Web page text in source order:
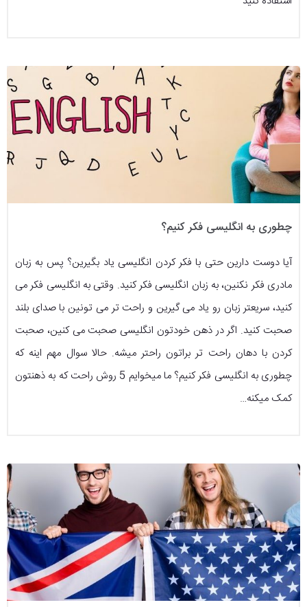
چطوری به انگلیسی فکر کنیم؟
آیا دوست دارین حتی با فکر کردن انگلیسی یاد بگیرین؟ پس به زبان
مادری فکر نکنین، به زبان انگلیسی فکر کنید. وقتی به انگلیسی فکر می
کنید، سریعتر زبان رو یاد می گیرین و راحت تر می تونین با صدای بلند
صحبت کنید. اگر در ذهن خودتون انگلیسی صحبت می کنین، صحبت
کردن با دهان راحت تر براتون راحتر میشه. حالا سوال مهم اینه که
چطوری به انگلیسی فکر کنیم؟ ما میخوایم 5 روش راحت که به ذهنتون
کمک میکنه…